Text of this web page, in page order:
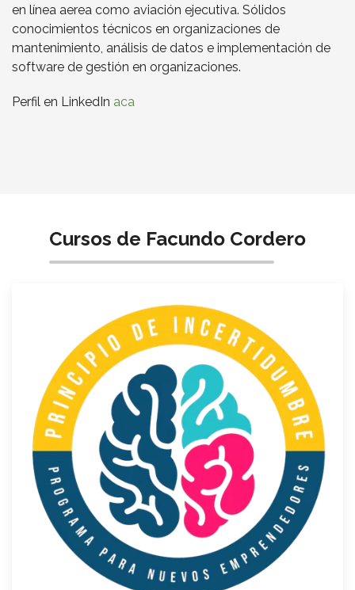
en línea aerea como aviación ejecutiva. Sólidos
conocimientos técnicos en organizaciones de
mantenimiento, análisis de datos e implementación de
software de gestión en organizaciones.
Perfil en LinkedIn aca
Cursos de Facundo Cordero